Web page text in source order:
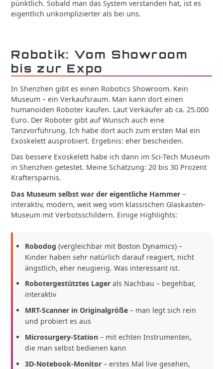
pünktlich. Sobald man das System verstanden hat, ist es
eigentlich unkomplizierter als bei uns.
Robotik: Vom Showroom
bis zur Expo
In Shenzhen gibt es einen Robotics Showroom. Kein
Museum – ein Verkaufsraum. Man kann dort einen
humanoiden Roboter kaufen. Laut Verkäufer ab ca. 25.000
Euro. Der Roboter gibt auf Wunsch auch eine
Tanzvorführung. Ich habe dort auch zum ersten Mal ein
Exoskelett ausprobiert. Ergebnis: eher bescheiden.
Das bessere Exoskelett habe ich dann im Sci-Tech Museum
in Shenzhen getestet. Meine Schätzung: 20 bis 30 Prozent
Kraftersparnis.
Das Museum selbst war der eigentliche Hammer –
interaktiv, modern, weit weg vom klassischen Glaskasten-
Museum mit Verbotsschildern. Einige Highlights:
Robodog (vergleichbar mit Boston Dynamics) –
Kinder haben sehr natürlich darauf reagiert, nicht
ängstlich, eher neugierig. Was interessant ist.
Robotergestütztes Lager als Nachbau – begehbar,
interaktiv
MRT-Scanner in Originalgröße – man legt sich rein
und probiert es aus
Microsurgery-Station – mit echten Instrumenten,
die man selbst bedienen kann
3D-Notebook-Monitor – erstes Mal live gesehen,